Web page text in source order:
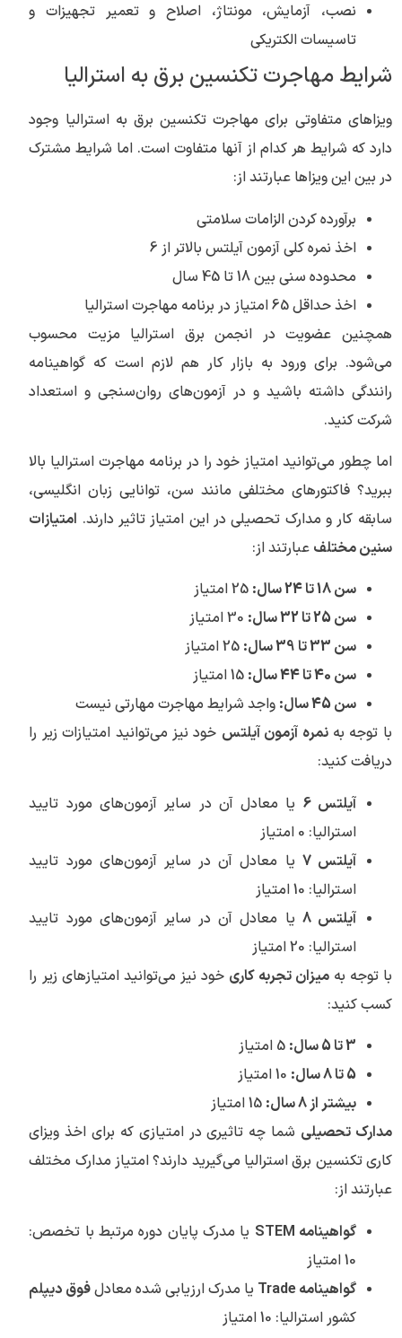
نصب، آزمایش، مونتاژ، اصلاح و تعمیر تجهیزات و
تاسیسات الکتریکی
شرایط مهاجرت تکنسین برق به استرالیا
ویزاهای متفاوتی برای مهاجرت تکنسین برق به استرالیا وجود
دارد که شرایط هر کدام از آنها متفاوت است. اما شرایط مشترک
در بین این ویزاها عبارتند از:
برآورده کردن الزامات سلامتی
اخذ نمره کلی آزمون آیلتس بالاتر از 6
محدوده سنی بین 18 تا 45 سال
اخذ حداقل 65 امتیاز در برنامه مهاجرت استرالیا
همچنین عضویت در انجمن برق استرالیا مزیت محسوب
می‌شود. برای ورود به بازار کار هم لازم است که گواهینامه
رانندگی داشته باشید و در آزمون‌های روان‌سنجی و استعداد
شرکت کنید.
اما چطور می‌توانید امتیاز خود را در برنامه مهاجرت استرالیا بالا
ببرید؟ فاکتورهای مختلفی مانند سن، توانایی زبان انگلیسی،
سابقه کار و مدارک تحصیلی در این امتیاز تاثیر دارند. امتیازات
سنین مختلف عبارتند از:
سن 18 تا 24 سال:
25 امتیاز
سن 25 تا 32 سال:
سن 33 تا 39 سال:
25 امتیاز
سن 40 تا 44 سال:
15 امتیاز
سن 45 سال:
واجد شرایط مهاجرت مهارتی نیست
با توجه بهنمره آزمون آیلتس خود نیز می‌توانید امتیازات زیر را
دریافت کنید:
آیلتس 6
یا معادل آن در سایر آزمون‌های مورد تایید
استرالیا: 0 امتیاز
آیلتس 7
یا معادل آن در سایر آزمون‌های مورد تایید
استرالیا: 10 امتیاز
آیلتس 8
یا معادل آن در سایر آزمون‌های مورد تایید
استرالیا: 20 امتیاز
با توجه بهمیزان تجربه کاری خود نیز می‌توانید امتیاز‌های زیر را
کسب کنید:
3 تا 5 سال:
5 امتیاز
5 تا 8 سال:
بیشتر از 8 سال:
15 امتیاز
مدارک تحصیلی شما چه تاثیری در امتیازی که برای اخذ ویزای
کاری تکنسین برق استرالیا می‌گیرید دارند؟ امتیاز مدارک مختلف
عبارتند از:
گواهینامه STEM
یا مدرک پایان دوره مرتبط با تخصص:
10 امتیاز
گواهینامه Trade
یا مدرک ارزیابی شده معادلفوق دیپلم
کشور استرالیا: 10 امتیاز